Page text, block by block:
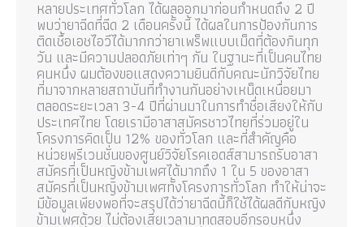
หลายประเทศทั่วโลก ได้ผลออกมาก่อนกำหนดถึง 2 ปี
พบว่ายาฉีดที่ฉีด 2 เดือนครั้งนี้ ได้ผลในการป้องกันการ
ติดเชื้อเอชไอวีได้มากกว่ายาเพร็พแบบเม็ดที่ต้องกินทุก
วัน และมีความปลอดภัยเท่าๆ กัน ในฐานะที่เป็นคนไทย
คนหนึ่ง ผมต้องขอแสดงความยินดีกับคณะนักวิจัยไทย
ที่มาจากหลายสถาบันที่ทำงานกันอย่างเหน็ดเหนื่อยมา
ตลอดระยะเวลา 3-4 ปีที่ผ่านมาในการทำชื่อเสียงให้กับ
ประเทศไทย โดยเรามีอาสาสมัครชาวไทยที่ร่วมอยู่ใน
โครงการคิดเป็น 12% ของทั่วโลก และที่สำคัญคือ
หน่วยพรีเวนชั่นของศูนย์วิจัยโรคเอดส์สามารถรับอาสา
สมัครที่เป็นหญิงข้ามเพศได้มากถึง 1 ใน 5 ของอาสา
สมัครที่เป็นหญิงข้ามเพศทั้งโครงการทั่วโลก ทำให้น่าจะ
มีข้อมูลเพียงพอที่จะสรุปได้ว่ายาฉีดนี้ก็ใช้ได้ผลดีกับหญิง
ข้ามเพศด้วย ไม่ต้องเสียเวลามาทดสอบอีกรอบหนึ่ง